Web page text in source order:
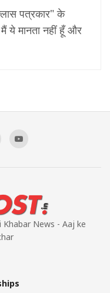
पत्रकार" के
ये मानता नहीं हूँ और
Khabar News - Aaj ke